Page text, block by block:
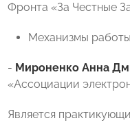
Фронта «За Честные
Механизмы
- Мироненко Анна
«Ассоциации
Является